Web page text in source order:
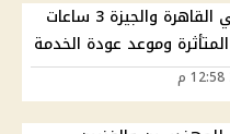
قطع مياه الشرب في القاهرة والجيزة 3 ساعات
وموعد عودة الخدمة